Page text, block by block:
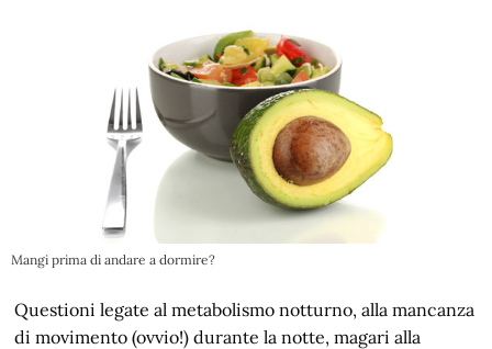
Mangi prima di andare a dormire?
Questioni legate al metabolismo notturno, alla mancanza
di movimento (ovvio!) durante la notte, magari alla